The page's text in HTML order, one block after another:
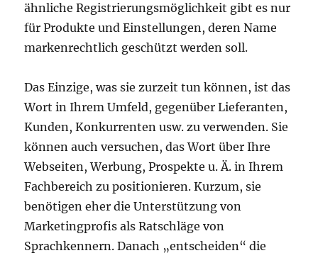
ähnliche Registrierungsmöglichkeit gibt es nur
für Produkte und Einstellungen, deren Name
markenrechtlich geschützt werden soll.
Das Einzige, was sie zurzeit tun können, ist das
Wort in Ihrem Umfeld, gegenüber Lieferanten,
Kunden, Konkurrenten usw. zu verwenden. Sie
können auch versuchen, das Wort über Ihre
Webseiten, Werbung, Prospekte u. Ä. in Ihrem
Fachbereich zu positionieren. Kurzum, sie
benötigen eher die Unterstützung von
Marketingprofis als Ratschläge von
Sprachkennern. Danach „entscheiden“ die